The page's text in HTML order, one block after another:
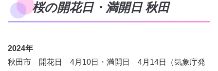
桜の開花日・満開日 秋田
2024年
秋田市 開花日 4月10日・満開日 4月14日（気象庁発